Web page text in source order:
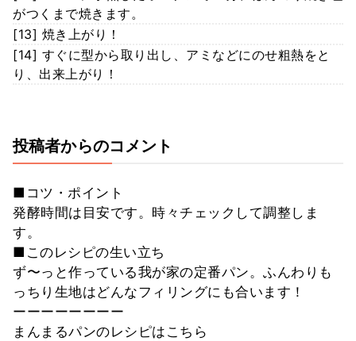
がつくまで焼きます。
[13] 焼き上がり！
[14] すぐに型から取り出し、アミなどにのせ粗熱をと
り、出来上がり！
投稿者からのコメント
■コツ・ポイント
発酵時間は目安です。時々チェックして調整しま
す。
■このレシピの生い立ち
ず〜っと作っている我が家の定番パン。ふんわりも
っちり生地はどんなフィリングにも合います！
ーーーーーーーー
まんまるパンのレシピはこちら